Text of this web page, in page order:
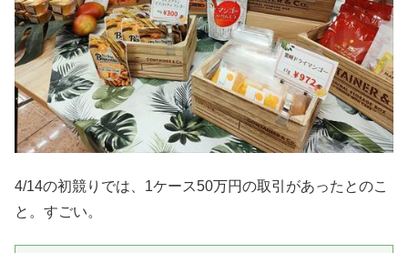
4/14の初競りでは、1ケース50万円の取引があったとのこ
と。すごい。